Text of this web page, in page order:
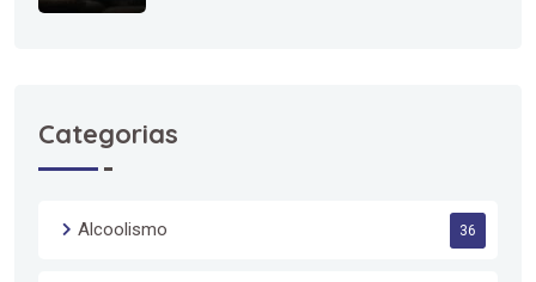
Categorias
Alcoolismo 36